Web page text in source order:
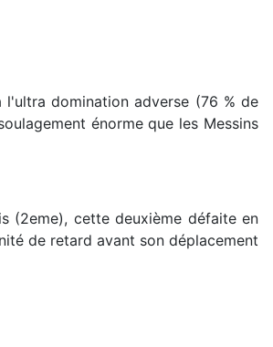
domination adverse (76 % de
énorme que les Messins
(2eme), cette deuxième défaite en
de retard avant son déplacement